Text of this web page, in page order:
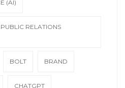
(AI)
RELATIONS
BOLT BRAND
CHATGPT